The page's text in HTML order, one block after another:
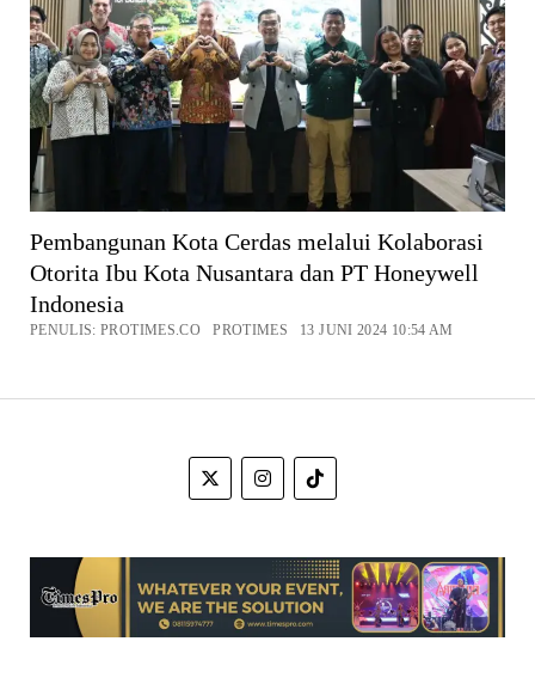
Pembangunan Kota Cerdas melalui Kolaborasi
Otorita Ibu Kota Nusantara dan PT Honeywell
Indonesia
PENULIS: PROTIMES.CO PROTIMES 13 JUNI 2024 10:54 AM